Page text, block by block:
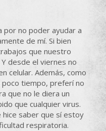
por no poder ayudar a
de mí. Si bien
que nuestro
desde el viernes no
celular. Además, como
tiempo, preferí no
que no le diera un
que cualquier virus.
hice saber que sí estoy
respiratoria.